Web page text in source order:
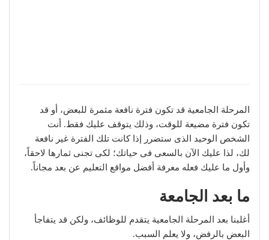
المرحلة الجامعية قد تكون فترة نافعة مثمرة للبعض، أو قد
تكون فترة مضيعة للوقت، وذلك يتوقف عليك فقط. أنت
الشخص الوحيد الذى ستضرر إذا كانت تلك الفترة غير نافعة
لك، لذا عليك الآن بالسعى فى حياتك؛ لكى تجنى ثمارها لاحقاً،
وأول ما عليك فعله معرفة أفضل مواقع التعليم عن بعد مجاناً.
ما بعد الجامعة
أغلبنا بعد المرحلة الجامعية يتقدم للوظائف، ولكن قد يتفاجأ
البعض بالرفض، ولا يعلم السبب.